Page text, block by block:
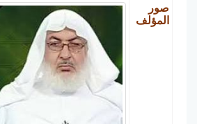
صور
المؤلف